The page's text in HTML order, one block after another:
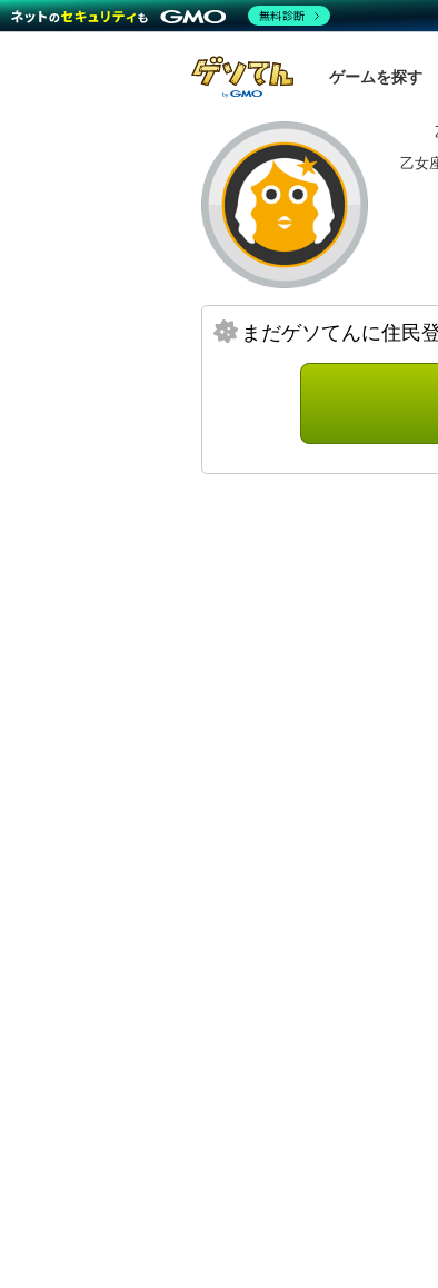
ゲームを探す
乙女
まだゲソてんに住民
無料診断